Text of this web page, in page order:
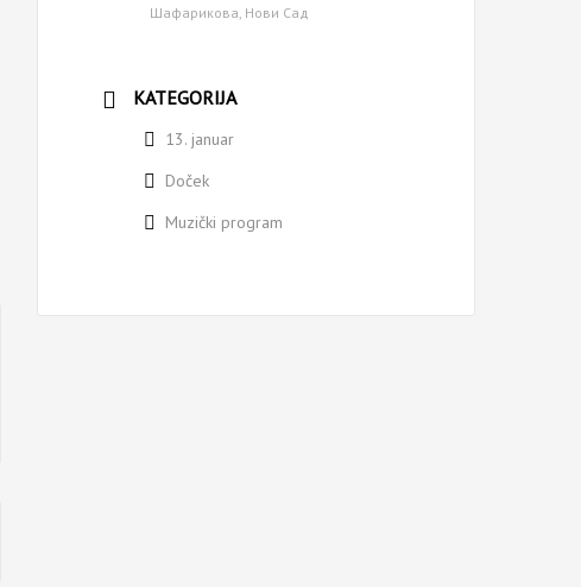
Шафарикова, Нови Сад
KATEGORIJA
13. januar
Doček
Muzički program